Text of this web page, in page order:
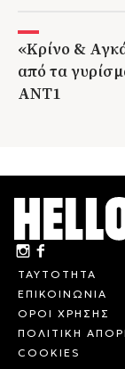
«Κρίνο &
από τα
ΑΝΤ1
ΤΑΥΤΟΤΗΤΑ
ΕΠΙΚΟΙΝΩΝΙΑ
ΟΡΟΙ ΧΡΗΣΗΣ
ΠΟΛΙΤΙΚΗ
COOKIES